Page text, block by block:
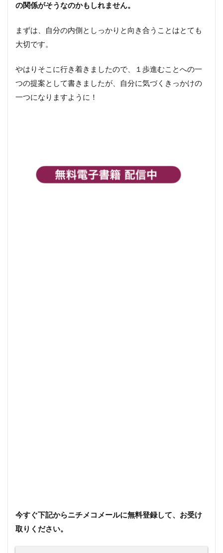
の関係がそうなのかもしれません。
まずは、自分の内側としっかりと向き合うことはとても
大切です。
やはりそこに行き着きましたので、１歩進むことへの一
つの提案として書きましたが、自分に気づくきっかけの
一つになりますように！
今すぐ下記からニチメコメールに無料登録して、お受け
取りください。